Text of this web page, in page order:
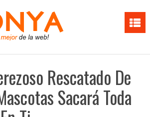
Rescatado De
Sacará Toda